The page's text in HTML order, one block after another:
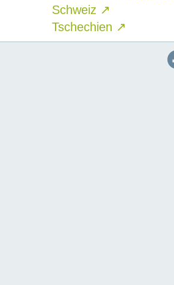
Schweiz ↗
Tschechien ↗